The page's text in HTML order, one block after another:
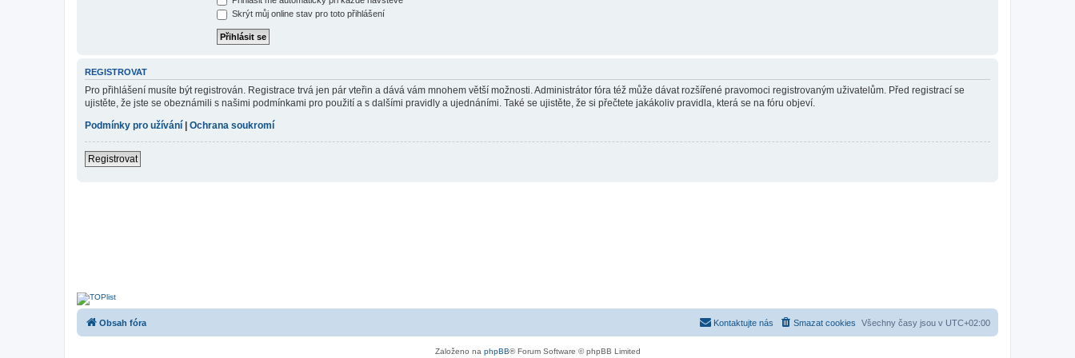
Skrýt můj online stav pro toto přihlášení
REGISTROVAT
Pro přihlášení musíte být registrován. Registrace trvá jen pár vteřin a dává vám mnohem větší možnosti. Administrátor fóra též může dávat rozšířené pravomoci registrovaným uživatelům. Před registrací se
ujistěte, že jste se obeznámili s našimi podmínkami pro použití a s dalšími pravidly a ujednáními. Také se ujistěte, že si přečtete jakákoliv pravidla, která se na fóru objeví.
Podmínky pro užívání
Ochrana soukromí
Registrovat
Obsah fóra Všechny časy jsou v UTC+02:00
Smazat cookies
Kontaktujte nás
Založeno na phpBB® Forum Software © phpBB Limited